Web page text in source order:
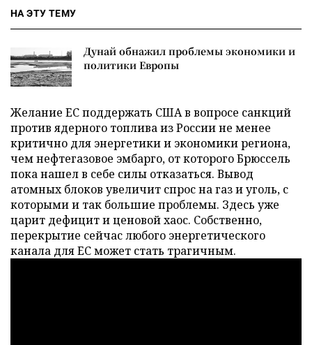
НА ЭТУ ТЕМУ
Дунай обнажил проблемы экономики и
политики Европы
Желание ЕС поддержать США в вопросе санкций
против ядерного топлива из России не менее
критично для энергетики и экономики региона,
чем нефтегазовое эмбарго, от которого Брюссель
пока нашел в себе силы отказаться. Вывод
атомных блоков увеличит спрос на газ и уголь, с
которыми и так большие проблемы. Здесь уже
царит дефицит и ценовой хаос. Собственно,
перекрытие сейчас любого энергетического
канала для ЕС может стать трагичным.